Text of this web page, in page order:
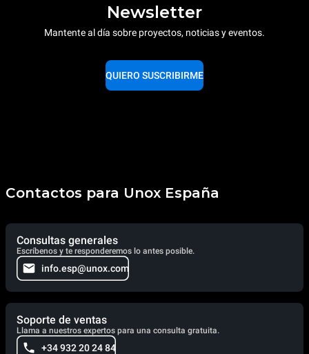
Newsletter
Mantente al día sobre proyectos, noticias y eventos.
QUIERO SUSCRIBIRME
Contactos para Unox España
Consultas generales
Escríbenos y te responderemos lo antes posible.
info.esp@unox.com
Soporte de ventas
Llama a nuestros expertos para una consulta gratuita.
+34 932 20 24 84